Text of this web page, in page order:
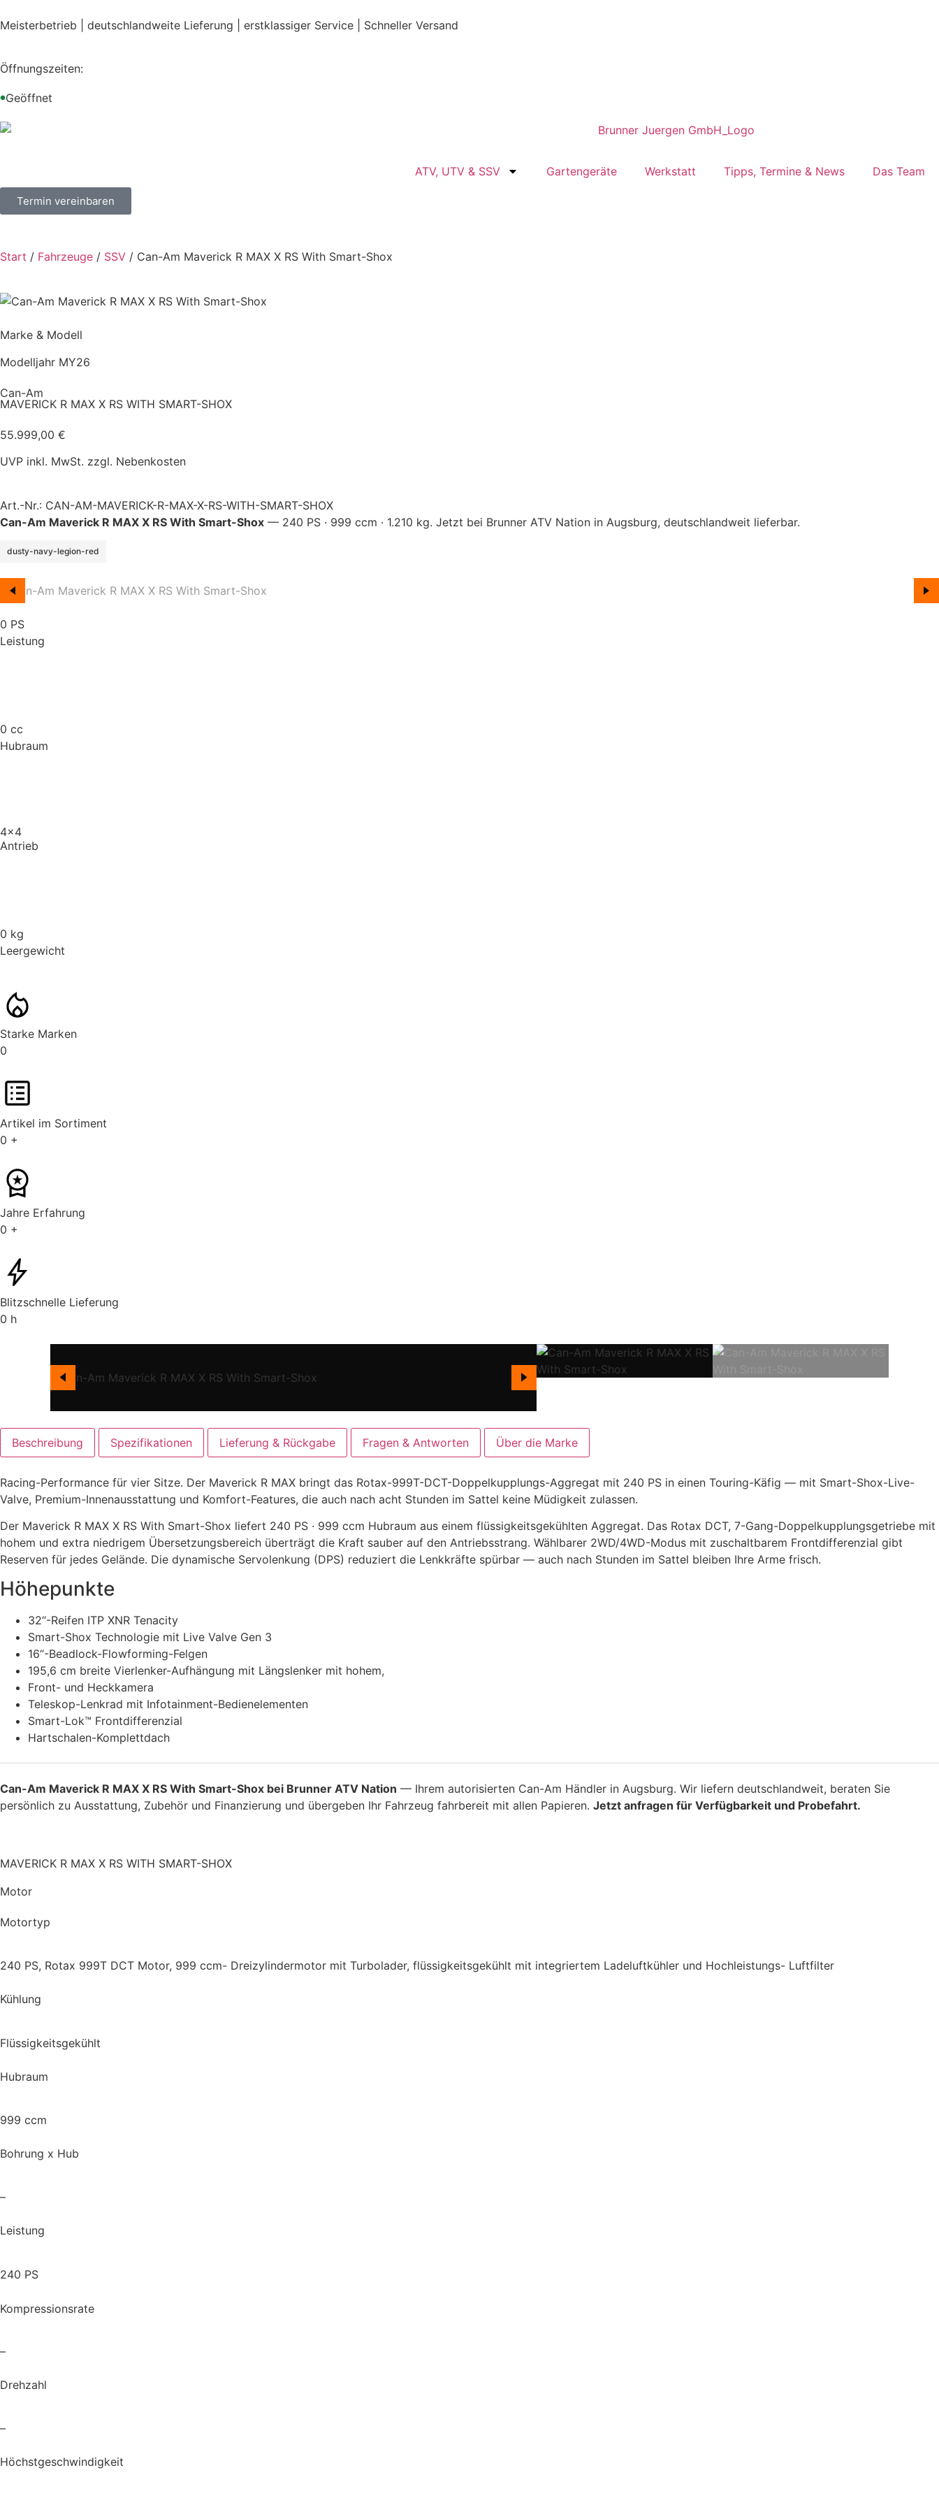
Meisterbetrieb | deutschlandweite Lieferung | erstklassiger Service | Schneller Versand
Öffnungszeiten:
●Geöffnet
ATV, UTV & SSV Gartengeräte Werkstatt Tipps, Termine & News Das Team
Termin vereinbaren
Start / Fahrzeuge / SSV / Can-Am Maverick R MAX X RS With Smart-Shox
Marke & Modell
Modelljahr MY26
Can-Am
MAVERICK R MAX X RS WITH SMART-SHOX
55.999,00 €
UVP inkl. MwSt. zzgl. Nebenkosten
Art.-Nr.: CAN-AM-MAVERICK-R-MAX-X-RS-WITH-SMART-SHOX
Can-Am Maverick R MAX X RS With Smart-Shox — 240 PS · 999 ccm · 1.210 kg. Jetzt bei Brunner ATV Nation in Augsburg, deutschlandweit lieferbar.
dusty-navy-legion-red
0 PS
Leistung
0 cc
Hubraum
4x4
Antrieb
0 kg
Leergewicht
Starke Marken
0
Artikel im Sortiment
0 +
Jahre Erfahrung
0 +
Blitzschnelle Lieferung
0 h
Beschreibung Spezifikationen Lieferung & Rückgabe Fragen & Antworten Über die Marke
Racing-Performance für vier Sitze. Der Maverick R MAX bringt das Rotax-999T-DCT-Doppelkupplungs-Aggregat mit 240 PS in einen Touring-Käfig — mit Smart-Shox-Live-
Valve, Premium-Innenausstattung und Komfort-Features, die auch nach acht Stunden im Sattel keine Müdigkeit zulassen.
Der Maverick R MAX X RS With Smart-Shox liefert 240 PS · 999 ccm Hubraum aus einem flüssigkeitsgekühlten Aggregat. Das Rotax DCT, 7-Gang-Doppelkupplungsgetriebe mit
hohem und extra niedrigem Übersetzungsbereich überträgt die Kraft sauber auf den Antriebsstrang. Wählbarer 2WD/4WD-Modus mit zuschaltbarem Frontdifferenzial gibt
Reserven für jedes Gelände. Die dynamische Servolenkung (DPS) reduziert die Lenkkräfte spürbar — auch nach Stunden im Sattel bleiben Ihre Arme frisch.
Höhepunkte
32“-Reifen ITP XNR Tenacity
Smart-Shox Technologie mit Live Valve Gen 3
16“-Beadlock-Flowforming-Felgen
195,6 cm breite Vierlenker-Aufhängung mit Längslenker mit hohem,
Front- und Heckkamera
Teleskop-Lenkrad mit Infotainment-Bedienelementen
Smart-Lok™ Frontdifferenzial
Hartschalen-Komplettdach
Can-Am Maverick R MAX X RS With Smart-Shox bei Brunner ATV Nation — Ihrem autorisierten Can-Am Händler in Augsburg. Wir liefern deutschlandweit, beraten Sie
persönlich zu Ausstattung, Zubehör und Finanzierung und übergeben Ihr Fahrzeug fahrbereit mit allen Papieren. Jetzt anfragen für Verfügbarkeit und Probefahrt.
MAVERICK R MAX X RS WITH SMART-SHOX
Motor
Motortyp
240 PS, Rotax 999T DCT Motor, 999 ccm- Dreizylindermotor mit Turbolader, flüssigkeitsgekühlt mit integriertem Ladeluftkühler und Hochleistungs- Luftfilter
Kühlung
Flüssigkeitsgekühlt
Hubraum
999 ccm
Bohrung x Hub
–
Leistung
240 PS
Kompressionsrate
–
Drehzahl
–
Höchstgeschwindigkeit